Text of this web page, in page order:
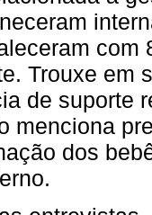
com
Trouxe em
de suporte
menciona
dos